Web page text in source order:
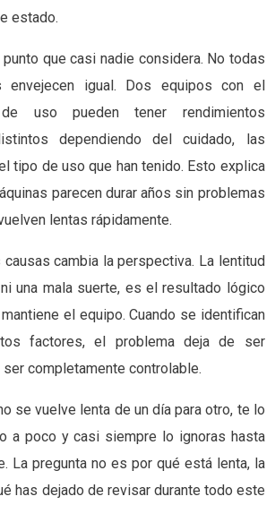
estado.
punto que casi nadie considera. No todas
envejecen igual. Dos equipos con el
uso pueden tener rendimientos
dependiendo del cuidado, las
tipo de uso que han tenido. Esto explica
parecen durar años sin problemas
lentas rápidamente.
cambia la perspectiva. La lentitud
una mala suerte, es el resultado lógico
el equipo. Cuando se identifican
factores, el problema deja de ser
completamente controlable.
se vuelve lenta de un día para otro, te lo
a poco y casi siempre lo ignoras hasta
La pregunta no es por qué está lenta, la
has dejado de revisar durante todo este